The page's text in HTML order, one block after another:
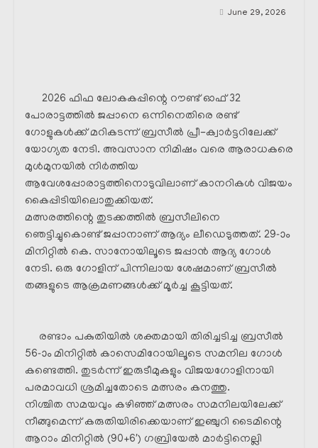
June 29, 2026
2026 ഫിഫ ലോകകപ്പിന്റെ റൗണ്ട് ഓഫ് 32
പോരാട്ടത്തിൽ ജപ്പാനെ ഒന്നിനെതിരെ രണ്ട്
ഗോളുകൾക്ക് മറികടന്ന് ബ്രസീൽ പ്രീ-ക്വാർട്ടറിലേക്ക്
യോഗ്യത നേടി. അവസാന നിമിഷം വരെ ആരാധകരെ
മുൾമുനയിൽ നിർത്തിയ
ആവേശപ്പോരാട്ടത്തിനൊടുവിലാണ് കാനറികൾ വിജയം
കൈപ്പിടിയിലൊതുക്കിയത്.
മത്സരത്തിന്റെ തുടക്കത്തിൽ ബ്രസീലിനെ
ഞെട്ടിച്ചുകൊണ്ട് ജപ്പാനാണ് ആദ്യം ലീഡെടുത്തത്. 29-ാം
മിനിറ്റിൽ കെ. സാനോയിലൂടെ ജപ്പാൻ ആദ്യ ഗോൾ
നേടി. ഒരു ഗോളിന് പിന്നിലായ ശേഷമാണ് ബ്രസീൽ
തങ്ങളുടെ ആക്രമണങ്ങൾക്ക് മൂർച്ച കൂട്ടിയത്.
രണ്ടാം പകുതിയിൽ ശക്തമായി തിരിച്ചടിച്ച ബ്രസീൽ
56-ാം മിനിറ്റിൽ കാസെമിറോയിലൂടെ സമനില ഗോൾ
കണ്ടെത്തി. തുടർന്ന് ഇരുടീമുകളും വിജയഗോളിനായി
പരമാവധി ശ്രമിച്ചതോടെ മത്സരം കനത്തു.
നിശ്ചിത സമയവും കഴിഞ്ഞ് മത്സരം സമനിലയിലേക്ക്
നീങ്ങുമെന്ന് കരുതിയിരിക്കെയാണ് ഇഞ്ചുറി ടൈമിന്റെ
ആറാം മിനിറ്റിൽ (90+6′) ഗബ്രിയേൽ മാർട്ടിനെല്ലി